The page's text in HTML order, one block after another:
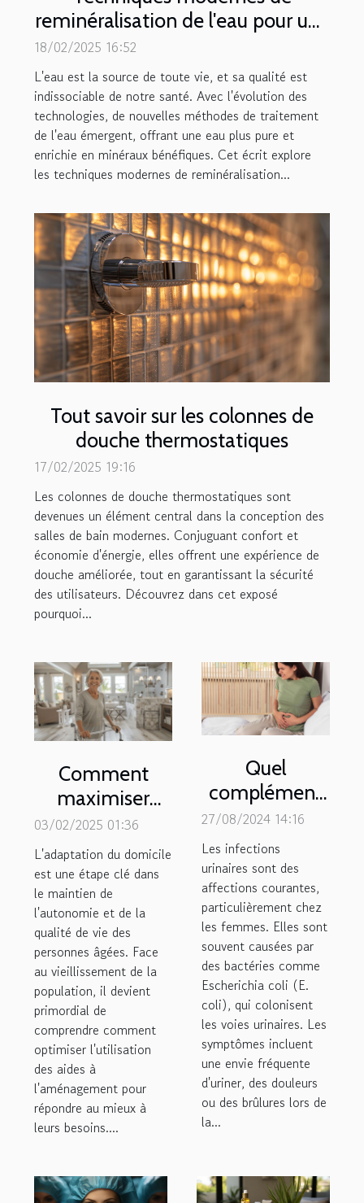
reminéralisation de l'eau pour une
meilleure santé
18/02/2025 16:52
L'eau est la source de toute vie, et sa qualité est
indissociable de notre santé. Avec l'évolution des
technologies, de nouvelles méthodes de traitement
de l'eau émergent, offrant une eau plus pure et
enrichie en minéraux bénéfiques. Cet écrit explore
les techniques modernes de reminéralisation...
Tout savoir sur les colonnes de
douche thermostatiques
17/02/2025 19:16
Les colonnes de douche thermostatiques sont
devenues un élément central dans la conception des
salles de bain modernes. Conjuguant confort et
économie d'énergie, elles offrent une expérience de
douche améliorée, tout en garantissant la sécurité
des utilisateurs. Découvrez dans cet exposé
pourquoi...
Comment
maximiser
l'efficacité des
aides à
l'aménagement
pour les
personnes
âgées
03/02/2025 01:36
L'adaptation du domicile
est une étape clé dans
le maintien de
l'autonomie et de la
qualité de vie des
personnes âgées. Face
au vieillissement de la
population, il devient
primordial de
comprendre comment
optimiser l'utilisation
des aides à
l'aménagement pour
répondre au mieux à
leurs besoins....
Quel
complément
alimentaire
pour soulager
une infection
urinaire ?
27/08/2024 14:16
Les infections
urinaires sont des
affections courantes,
particulièrement chez
les femmes. Elles sont
souvent causées par
des bactéries comme
Escherichia coli (E.
coli), qui colonisent
les voies urinaires. Les
symptômes incluent
une envie fréquente
d'uriner, des douleurs
ou des brûlures lors de
la...